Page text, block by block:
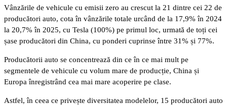
Vânzările de vehicule cu emisii zero au crescut la 21 dintre cei 22 de
producători auto, cota în vânzările totale urcând de la 17,9% în 2024
la 20,7% în 2025, cu Tesla (100%) pe primul loc, urmată de toți cei
șase producători din China, cu ponderi cuprinse între 31% și 77%.
Producătorii auto se concentrează din ce în ce mai mult pe
segmentele de vehicule cu volum mare de producție, China și
Europa înregistrând cea mai mare acoperire pe clase.
Astfel, în ceea ce privește diversitatea modelelor, 15 producători auto